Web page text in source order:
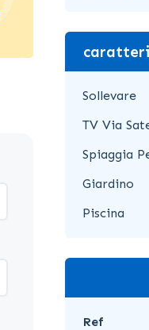
Sollevare
TV Via
Spiaggia
Giardino
Piscina
Ref